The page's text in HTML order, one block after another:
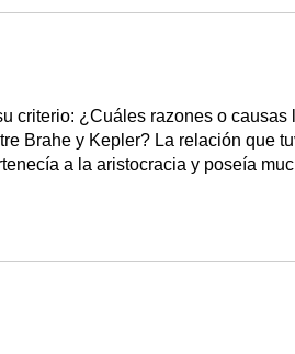
criterio: ¿Cuáles razones o
Brahe y Kepler? La relación que
a la aristocracia y poseía